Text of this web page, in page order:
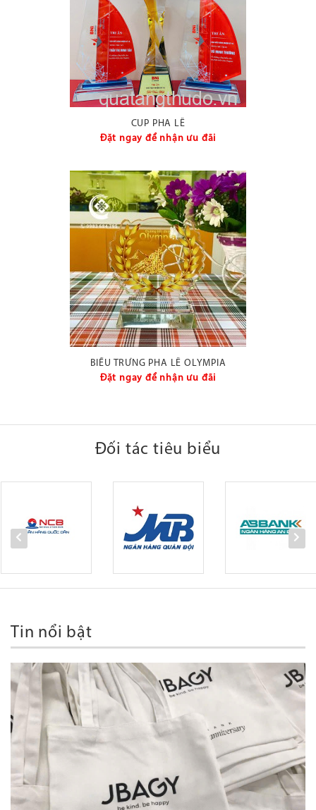
CUP PHA LÊ
Đặt ngay để nhận ưu đãi
BIỂU TRƯNG PHA LÊ OLYMPIA
Đặt ngay để nhận ưu đãi
Đối tác tiêu biểu
Tin nổi bật